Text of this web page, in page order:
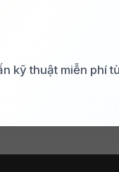
kỹ thuật miễn phí